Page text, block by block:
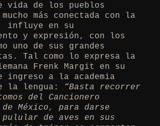
vida de los pueblos
más conectada con la
influye en su
y expresión, con los
uno de sus grandes
Tal como lo expresa la
Frenk Margit en su
ingreso a la academia
la lengua:
“Basta recorrer
del Cancionero
México, para darse
de aves en sus